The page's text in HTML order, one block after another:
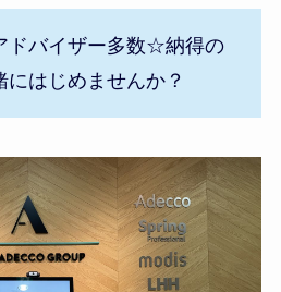
ドバイザー多数☆納得の
はじめませんか？